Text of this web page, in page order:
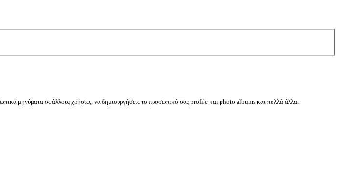
μηνύματα σε άλλους χρήστες, να δημιουργήσετε το προσωπικό σας profile και photo albums και πολλά άλλα.